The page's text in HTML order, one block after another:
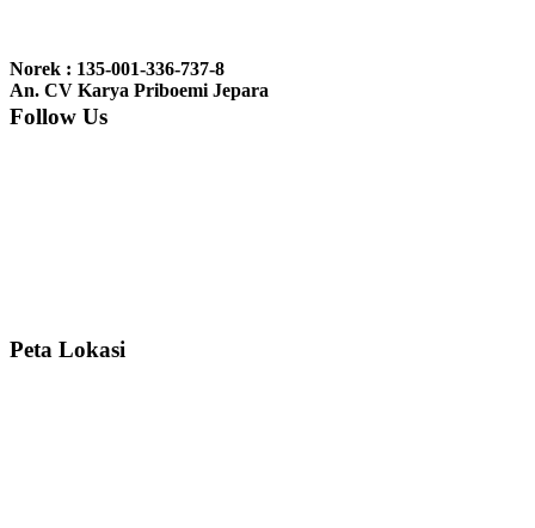
nyesel deh beli geby...
Norek : 135-001-336-737-8
An. CV Karya Priboemi Jepara
Follow Us
Peta Lokasi